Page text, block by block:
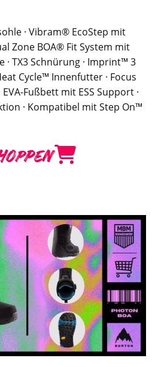
· Vibram® EcoStep mit
Zone BOA® Fit System mit
TX3 Schnürung · Imprint™ 3
Cycle™ Innenfutter · Focus
Fußbett mit ESS Support ·
· Kompatibel mit Step On™